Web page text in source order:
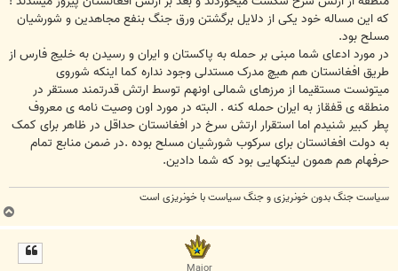
که این مساله خود یکی از دلایل برگشتن ورق جنگ بنفع مجاهدین و شورشیان
مسلح بود.
در مورد ادعای شما مبنی بر حمله به پاکستان و ایران و رسیدن به خلیج فارس از
طریق افغانستان هم هیچ مدرک مستدلی وجود نداره کما اینکه شوروی
میتونست مستقیما از مرزهای شمالی اونهم توسط ارتش قدرتمند مستقر در
منطقه ی قفقاز به ایران حمله کنه . البته در مورد اون وصیت نامه ی معروف
پطر کبیر شنیدم اما استقرار ارتش سرخ در افغانستان حداقل در ظاهر برای کمک
به دولت افغانستان برای سرکوب شورشیان مسلح بوده .در ضمن منابع تمام
حرفهام هم همون لینکهایی بود که شما دادین.
سیاست جنگ بدون خونریزی و جنگ سیاست با خونریزی است
ب
ا